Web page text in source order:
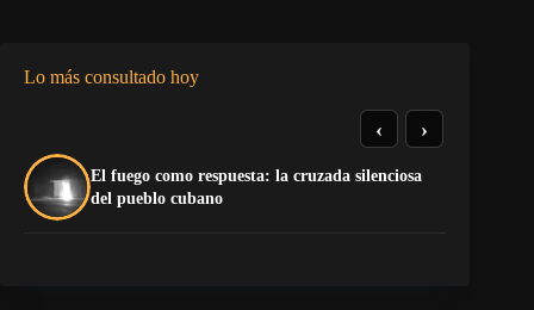
Lo más consultado hoy
El fuego como respuesta: la cruzada silenciosa
del pueblo cubano
‹ ›